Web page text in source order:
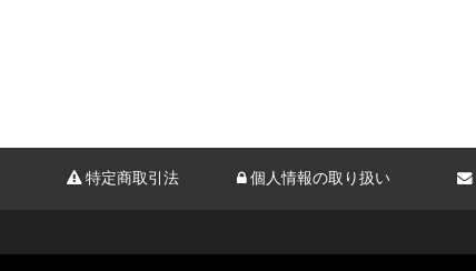
特定商取引法 個人情報の取り扱い